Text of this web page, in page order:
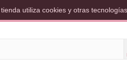
utiliza cookies y otras